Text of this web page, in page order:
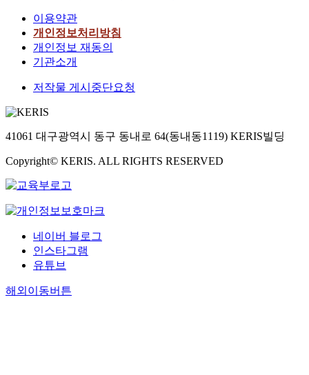
이용약관
개인정보처리방침
개인정보 재동의
기관소개
저작물 게시중단요청
41061 대구광역시 동구 동내로 64(동내동1119) KERIS빌딩
Copyright© KERIS. ALL RIGHTS RESERVED
네이버 블로그
인스타그램
유튜브
해외이동버튼